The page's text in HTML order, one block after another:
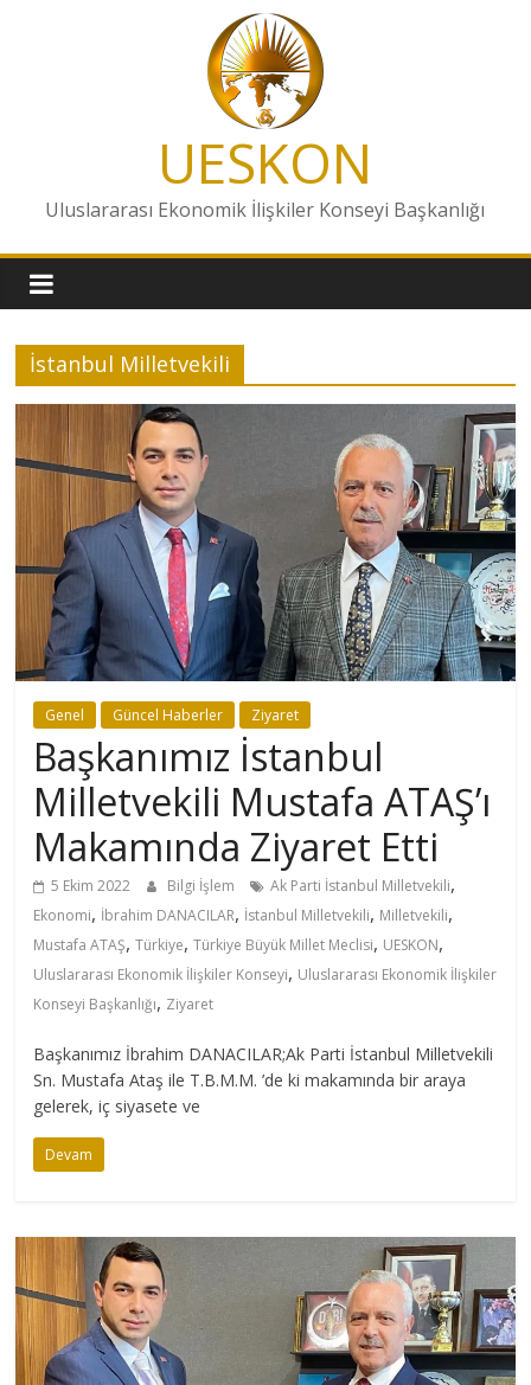
UESKON
Uluslararası Ekonomik İlişkiler Konseyi Başkanlığı
İstanbul Milletvekili
Genel Güncel Haberler Ziyaret
Başkanımız İstanbul
Milletvekili Mustafa ATAŞ’ı
Makamında Ziyaret Etti
5 Ekim 2022 Bilgi İşlem Ak Parti İstanbul Milletvekili,
Ekonomi, İbrahim DANACILAR, İstanbul Milletvekili, Milletvekili,
Mustafa ATAŞ,Türkiye,Türkiye Büyük Millet Meclisi, UESKON,
Uluslararası Ekonomik İlişkiler Konseyi, Uluslararası Ekonomik İlişkiler
Konseyi Başkanlığı, Ziyaret
Başkanımız İbrahim DANACILAR;Ak Parti İstanbul Milletvekili
Sn. Mustafa Ataş ile T.B.M.M. ’de ki makamında bir araya
gelerek, iç siyasete ve
Devam